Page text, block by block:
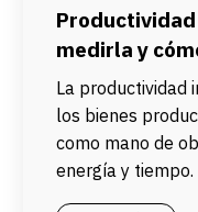
medirla y
La productividad
los bienes
como mano de
energía y tiempo.